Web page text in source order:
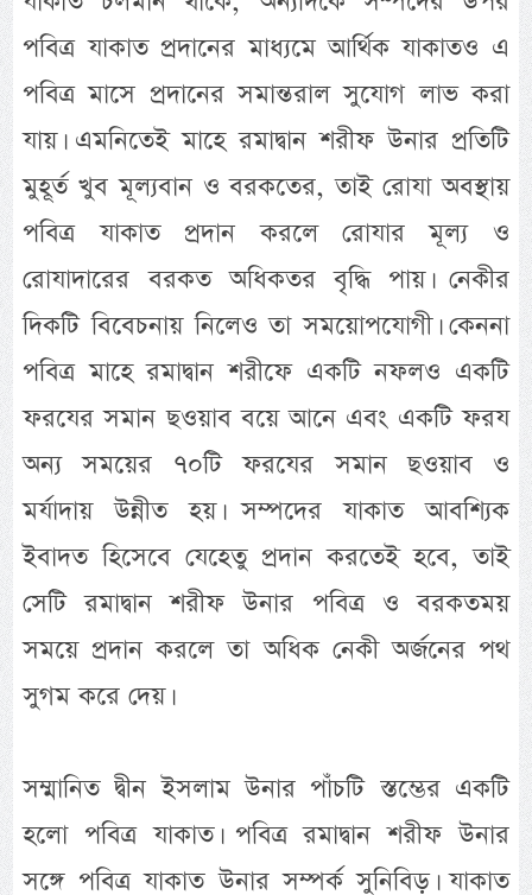
পবিত্র যাকাত প্রদানের মাধ্যমে আর্থিক যাকাতও এ
পবিত্র মাসে প্রদানের সমান্তরাল সুযোগ লাভ করা
যায়। এমনিতেই মাহে রমাদ্বান শরীফ উনার প্রতিটি
মুহূর্ত খুব মূল্যবান ও বরকতের, তাই রোযা অবস্থায়
পবিত্র যাকাত প্রদান করলে রোযার মূল্য ও
রোযাদারের বরকত অধিকতর বৃদ্ধি পায়। নেকীর
দিকটি বিবেচনায় নিলেও তা সময়োপযোগী। কেননা
পবিত্র মাহে রমাদ্বান শরীফে একটি নফলও একটি
ফরযের সমান ছওয়াব বয়ে আনে এবং একটি ফরয
অন্য সময়ের ৭০টি ফরযের সমান ছওয়াব ও
মর্যাদায় উন্নীত হয়। সম্পদের যাকাত আবশ্যিক
ইবাদত হিসেবে যেহেতু প্রদান করতেই হবে, তাই
সেটি রমাদ্বান শরীফ উনার পবিত্র ও বরকতময়
সময়ে প্রদান করলে তা অধিক নেকী অর্জনের পথ
সুগম করে দেয়।
সম্মানিত দ্বীন ইসলাম উনার পাঁচটি স্তম্ভের একটি
হলো পবিত্র যাকাত। পবিত্র রমাদ্বান শরীফ উনার
সঙ্গে পবিত্র যাকাত উনার সম্পর্ক সুনিবিড়। যাকাত